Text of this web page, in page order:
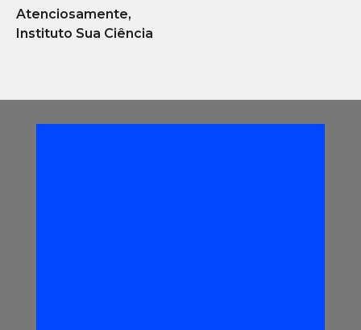
Atenciosamente,
Instituto Sua Ciência